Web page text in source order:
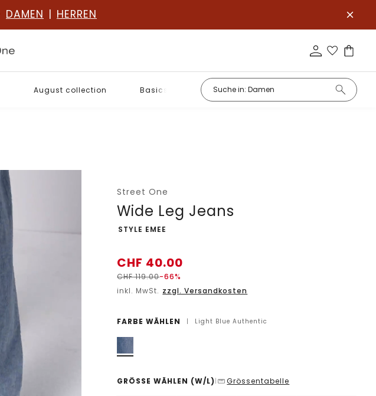
DAMEN | HERREN
August collection Basics
Street One
Wide Leg Jeans
-
STYLE EMEE
CHF 40.00
CHF119.00-66%
inkl. MwSt. zzgl. Versandkosten
FARBE WÄHLEN | Light Blue Authentic
GRÖSSE WÄHLEN (W/L) | Grössentabelle